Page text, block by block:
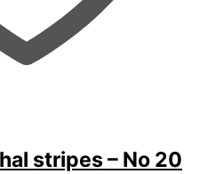
stripes – No 20